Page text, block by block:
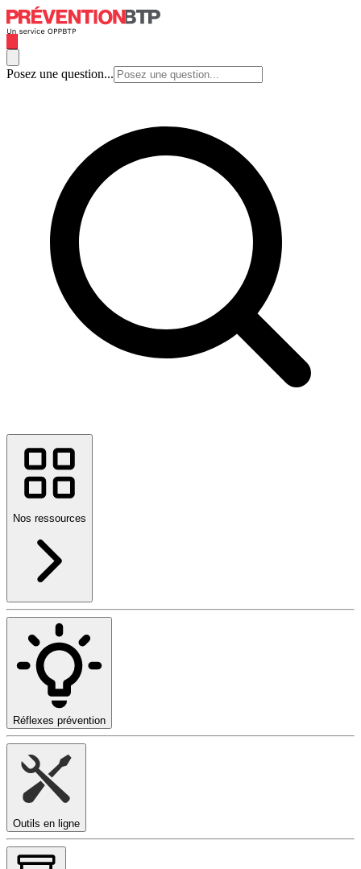
Posez une question...
Nos ressources
Réflexes prévention
Outils en ligne